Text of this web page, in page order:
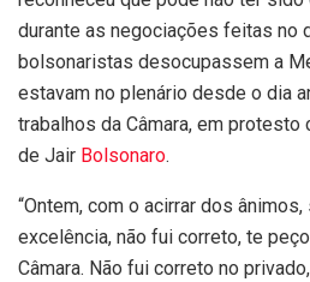
durante as negociações feitas no
bolsonaristas desocupassem a
estavam no plenário desde o dia
trabalhos da Câmara, em
de Jair Bolsonaro.
“Ontem, com o acirrar dos
excelência, não fui correto, te
Câmara. Não fui correto no